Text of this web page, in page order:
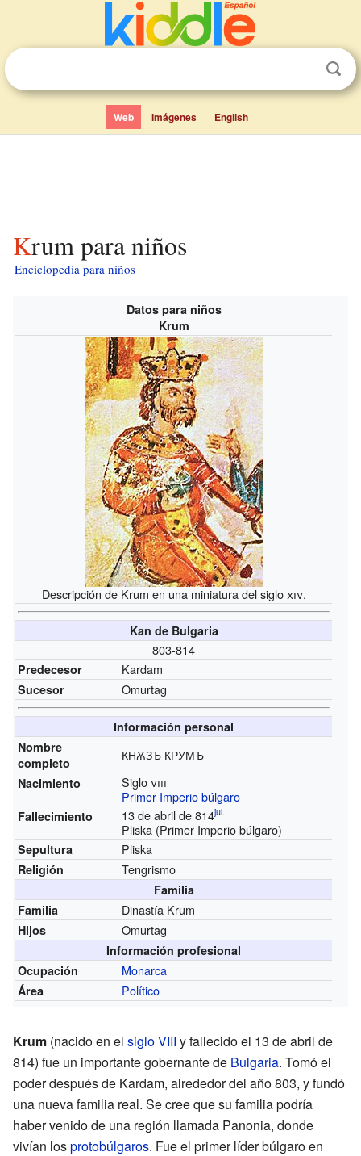
Web Imágenes English
Krum para niños
Enciclopedia para niños
Datos para niños
Krum
Descripción de Krum en una miniatura del sigloxiv.
Kan de Bulgaria
803-814
Predecesor Kardam
Sucesor Omurtag
Información personal
Nombre
completo
КНѪЗЪ КРУМЪ
Nacimiento Sigloviii
Primer Imperio búlgaro
Fallecimiento 13 de abril de 814jul.
Pliska (Primer Imperio búlgaro)
Sepultura Pliska
Religión Tengrismo
Familia
Familia
Dinastía Krum
Hijos Omurtag
Información profesional
Ocupación
Monarca
Área Político
Krum (nacido en el siglo VIII y fallecido el 13 de abril de
814) fue un importante gobernante de Bulgaria. Tomó el
poder después de Kardam, alrededor del año 803, y fundó
una nueva familia real. Se cree que su familia podría
haber venido de una región llamada Panonia, donde
vivían losprotobúlgaros. Fue el primer líder búlgaro en